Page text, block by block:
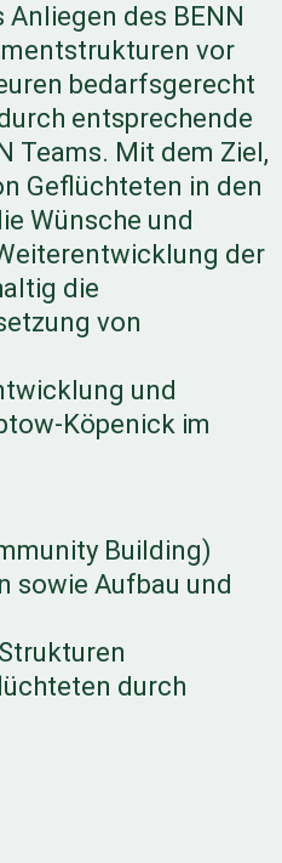
des BENN
vor
bedarfsgerecht
entsprechende
Teams. Mit dem Ziel,
Geflüchteten in den
Wünsche und
der
die
von
und
Köpenick im
Building)
sowie Aufbau und
durch